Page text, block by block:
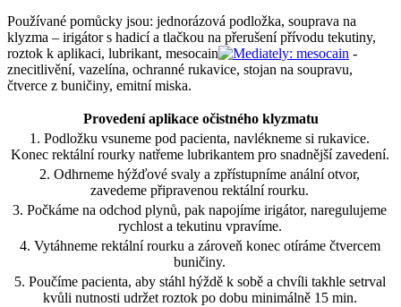
Používané pomůcky jsou: jednorázová podložka, souprava na
klyzma – irigátor s hadicí a tlačkou na přerušení přívodu tekutiny,
roztok k aplikaci, lubrikant, mesocain
-
znecitlivění, vazelína, ochranné rukavice, stojan na soupravu,
čtverce z buničiny, emitní miska.
Provedení aplikace očistného klyzmatu
1. Podložku vsuneme pod pacienta, navlékneme si rukavice.
Konec rektální rourky natřeme lubrikantem pro snadnější zavedení.
2. Odhrneme hýžďové svaly a zpřístupníme anální otvor,
zavedeme připravenou rektální rourku.
3. Počkáme na odchod plynů, pak napojíme irigátor, naregulujeme
rychlost a tekutinu vpravíme.
4. Vytáhneme rektální rourku a zároveň konec otíráme čtvercem
buničiny.
5. Poučíme pacienta, aby stáhl hýždě k sobě a chvíli takhle setrval
kvůli nutnosti udržet roztok po dobu minimálně 15 min.